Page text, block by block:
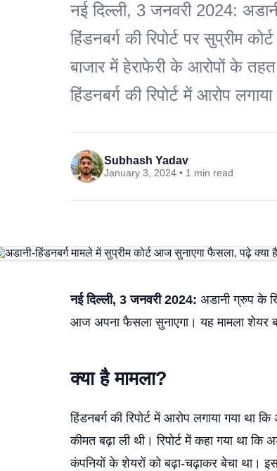
नई दिल्ली, 3 जनवरी 2024:
हिंडनबर्ग की रिपोर्ट पर सुप्रीम
बाजार में हेराफेरी के आरोपों के
हिंडनबर्ग की रिपोर्ट में आरोप
Subhash Yadav
January 3, 2024 • 1 min read
नई दिल्ली, 3 जनवरी 2024: अडानी ग्रुप के
आज अपना फैसला सुनाएगा। यह मामला शेयर
क्या है मामला?
हिंडनबर्ग की रिपोर्ट में आरोप लगाया गया
कीमत बढ़ा ली थी। रिपोर्ट में कहा गया था
कंपनियों के शेयरों को बढ़ा-चढ़ाकर बेचा था।